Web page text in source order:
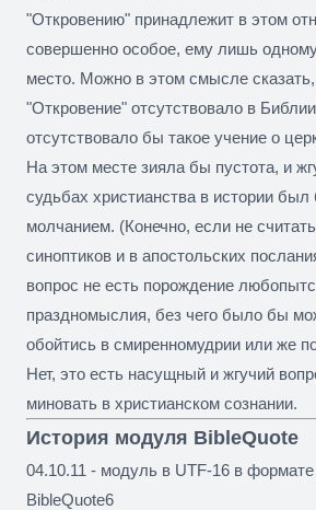
"Откровению" принадлежит в этом
совершенно особое, ему лишь
место. Можно в этом смысле
"Откровение" отсутствовало в
отсутствовало бы такое учение о
На этом месте зияла бы пустота, и
судьбах христианства в истории
молчанием. (Конечно, если не
синоптиков и в апостольских
вопрос не есть порождение
праздномыслия, без чего было бы
обойтись в смиренномудрии или же
Нет, это есть насущный и жгучий
миновать в христианском сознании.
История модуля BibleQuote
04.10.11 - модуль в UTF-16 в
BibleQuote6